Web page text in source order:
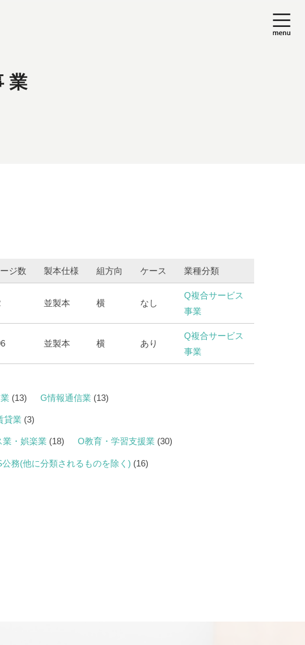
業
ジ数 製本仕様 組方向 ケース 業種分類
並製本 横 なし
Q複合サービス
事業
並製本 横 あり
Q複合サービス
事業
(13) G情報通信業 (13)
貸業 (3)
業・娯楽業 (18) O教育・学習支援業 (30)
公務(他に分類されるものを除く) (16)